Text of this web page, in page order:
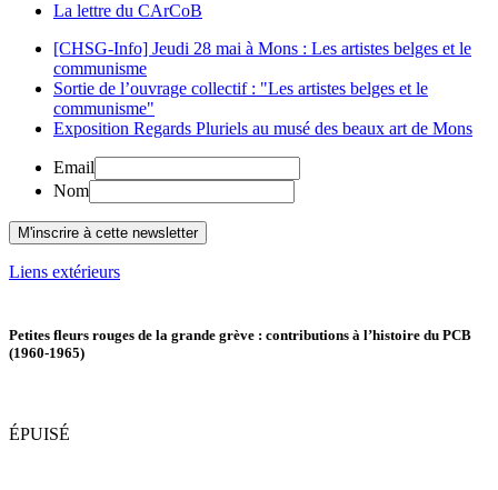
La lettre du CArCoB
[CHSG-Info] Jeudi 28 mai à Mons : Les artistes belges et le
communisme
Sortie de l’ouvrage collectif : "Les artistes belges et le
communisme"
Exposition Regards Pluriels au musé des beaux art de Mons
Email
Nom
Liens extérieurs
Petites fleurs rouges de la grande grève : contributions à l’histoire du PCB
(1960-1965)
ÉPUISÉ